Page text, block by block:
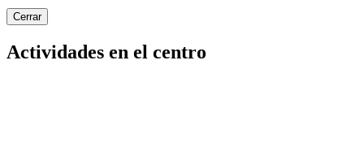
Cerrar
Actividades en el centro